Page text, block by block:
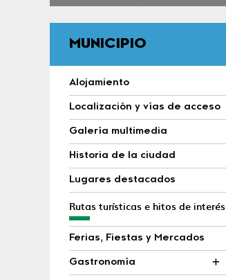
MUNICIPIO
Alojamiento
Localización y vías de acceso
Galería multimedia
Historia de la ciudad
Lugares destacados
Rutas turísticas e hitos de interés
Ferias, Fiestas y Mercados
Gastronomía